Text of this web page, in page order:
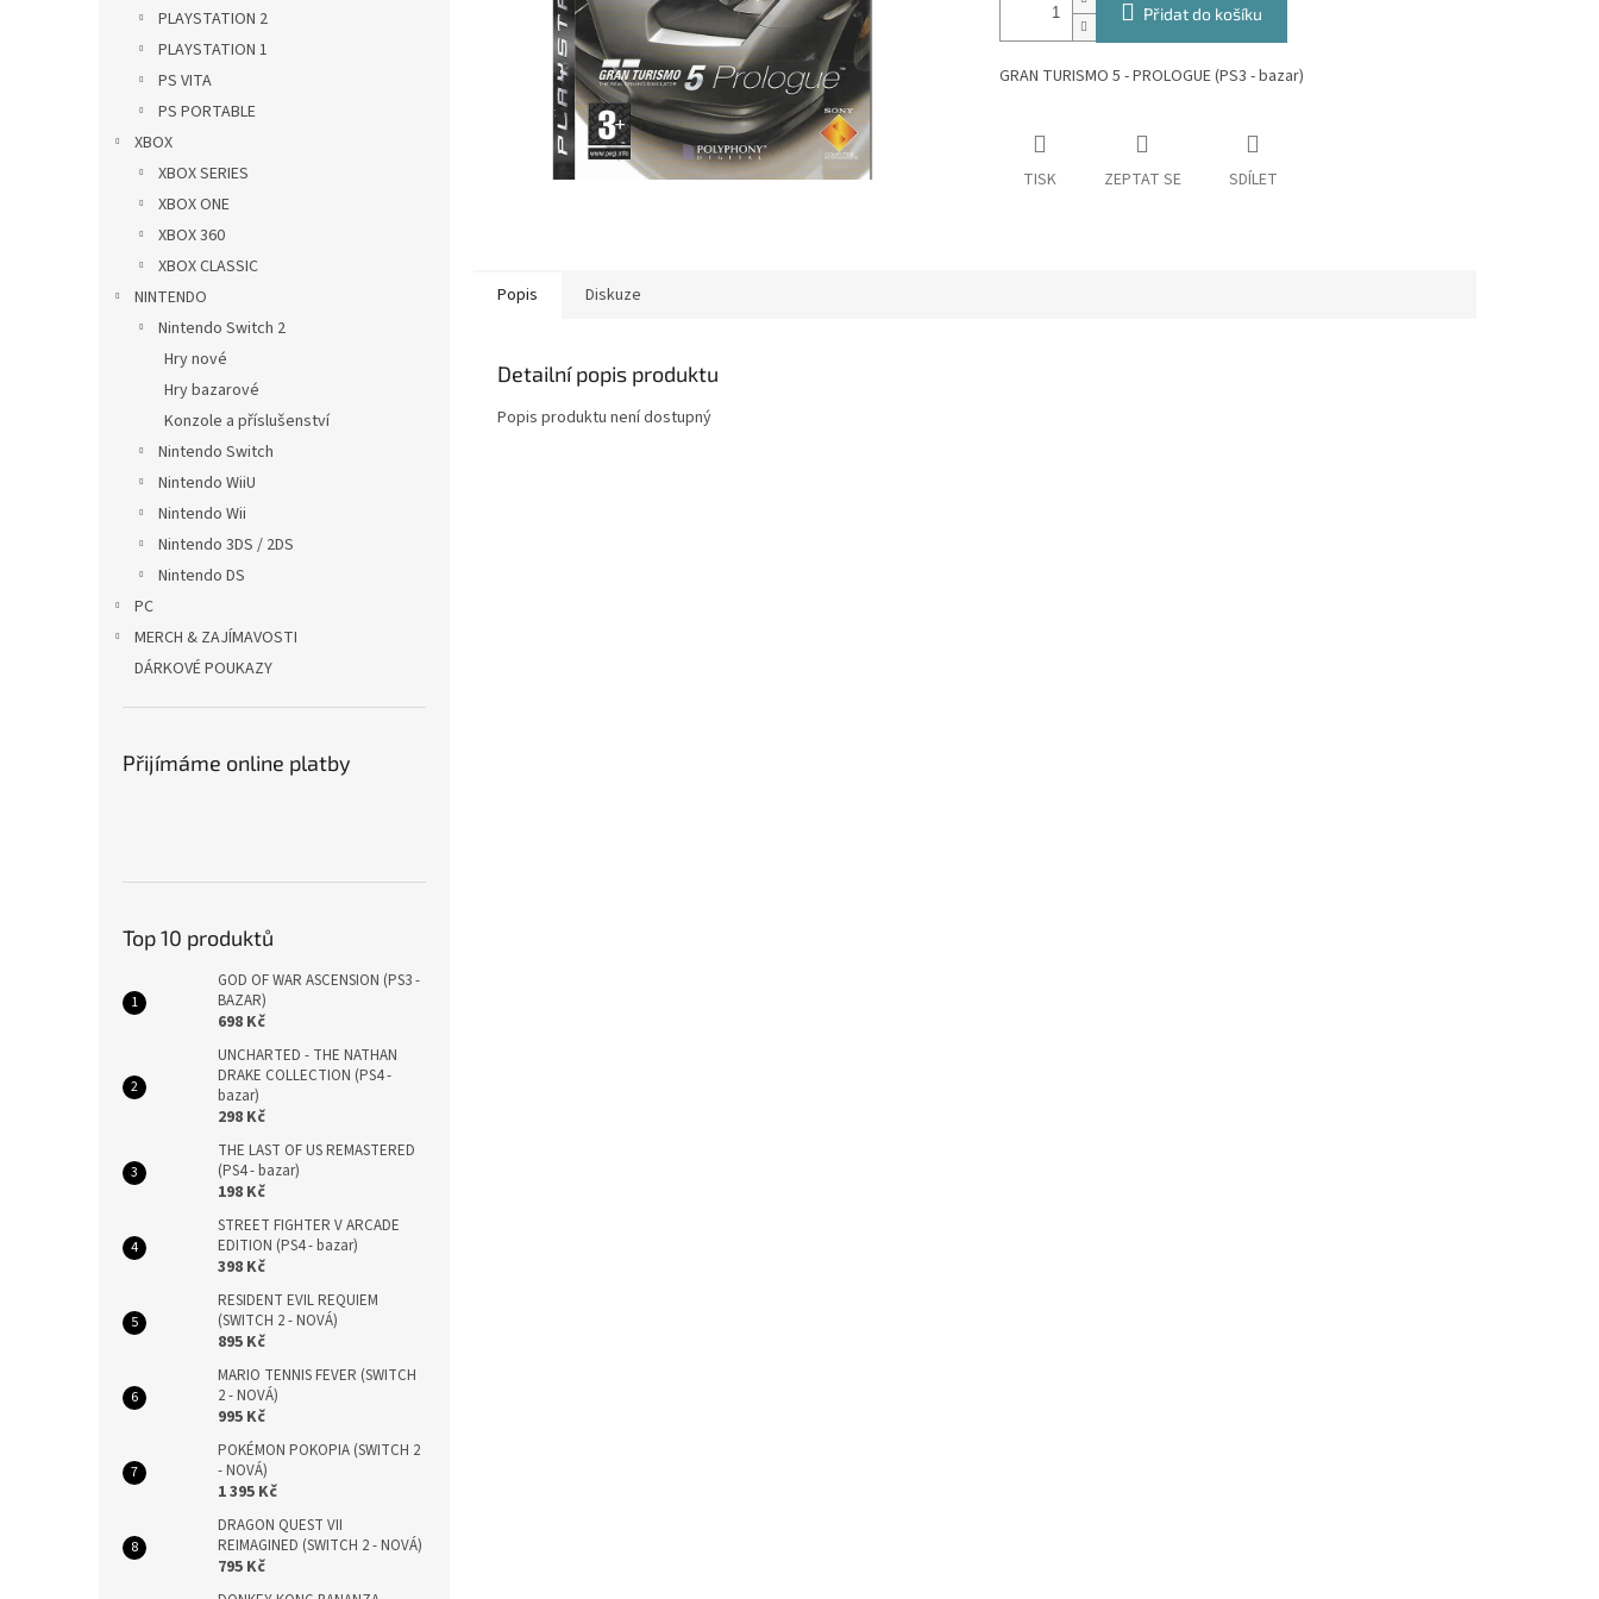
PLAYSTATION 2
PLAYSTATION 1
PS VITA
PS PORTABLE
XBOX
XBOX SERIES
XBOX ONE
XBOX 360
XBOX CLASSIC
NINTENDO
Nintendo Switch 2
Hry nové
Hry bazarové
Konzole a příslušenství
Nintendo Switch
Nintendo WiiU
Nintendo Wii
Nintendo 3DS / 2DS
Nintendo DS
PC
MERCH & ZAJÍMAVOSTI
DÁRKOVÉ POUKAZY
Přijímáme online platby
Top 10 produktů
GOD OF WAR ASCENSION (PS3 -
BAZAR)
698 Kč
UNCHARTED - THE NATHAN
DRAKE COLLECTION (PS4 -
bazar)
298 Kč
THE LAST OF US REMASTERED
(PS4 - bazar)
198 Kč
STREET FIGHTER V ARCADE
EDITION (PS4 - bazar)
398 Kč
RESIDENT EVIL REQUIEM
(SWITCH 2 - NOVÁ)
895 Kč
MARIO TENNIS FEVER (SWITCH
2 - NOVÁ)
995 Kč
POKÉMON POKOPIA (SWITCH 2
- NOVÁ)
1 395 Kč
DRAGON QUEST VII
REIMAGINED (SWITCH 2 - NOVÁ)
795 Kč
Přidat do košíku
GRAN TURISMO 5 - PROLOGUE (PS3 - bazar)
TISK ZEPTAT SE SDÍLET
Popis Diskuze
Detailní popis produktu
Popis produktu není dostupný